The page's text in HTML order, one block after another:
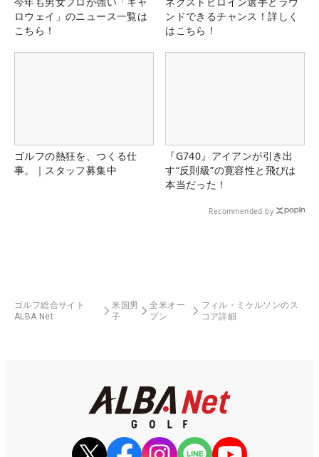
ロウェイ」のニュース一覧は
こちら！
ンドできるチャンス！詳しく
はこちら！
ゴルフの熱狂を、つくる仕
事。｜スタッフ募集中
『G740』アイアンが引き出
す“反則級”の寛容性と飛びは
本当だった！
Recommended by
ゴルフ総合サイト
ALBA Net
米国男
子
全米オー
プン
フィル・ミケルソンのス
コア詳細